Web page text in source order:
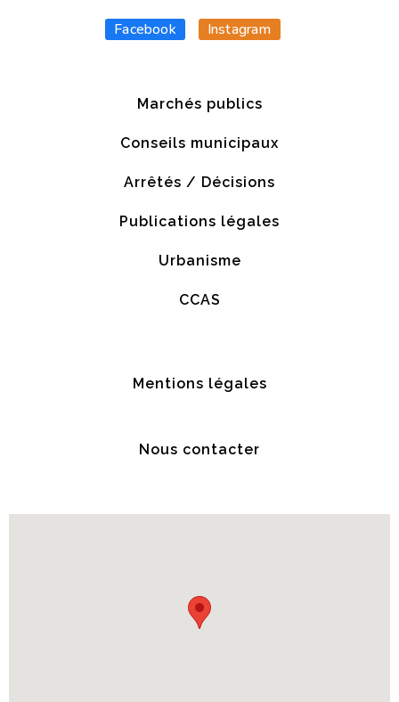
Facebook Instagram
Marchés publics
Conseils municipaux
Arrêtés / Décisions
Publications légales
Urbanisme
CCAS
Mentions légales
Nous contacter